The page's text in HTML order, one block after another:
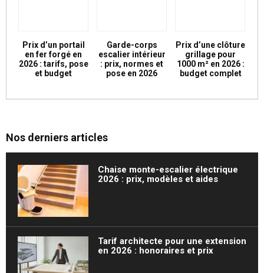
Prix d’un portail
en fer forgé en
2026 : tarifs, pose
et budget
Garde-corps
escalier intérieur
: prix, normes et
pose en 2026
Prix d’une clôture
grillage pour
1000 m² en 2026 :
budget complet
Nos derniers articles
Chaise monte-escalier électrique
2026 : prix, modèles et aides
Tarif architecte pour une extension
en 2026 : honoraires et prix